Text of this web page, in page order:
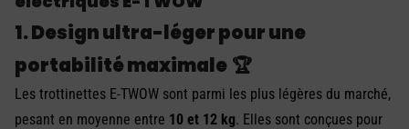
1. Design ultra-léger pour une
portabilité maximale 🏆
Les trottinettes E-TWOW sont parmi les plus légères du marché,
pesant en moyenne entre 10 et 12 kg. Elles sont conçues pour